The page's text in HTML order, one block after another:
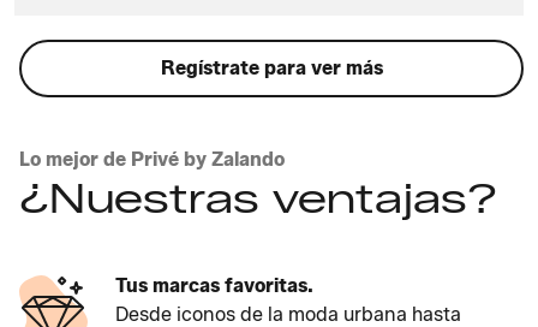
Regístrate para ver más
Lo mejor de Privé by Zalando
¿Nuestras ventajas?
Tus marcas favoritas.
Desde iconos de la moda urbana hasta